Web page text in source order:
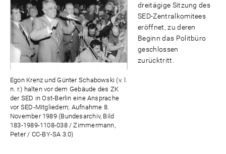
Egon Krenz und Günter Schabowski (v. l.
n. r.) halten vor dem Gebäude des ZK
der SED in Ost-Berlin eine Ansprache
vor SED-Mitgliedern; Aufnahme 8.
November 1989 (Bundesarchiv, Bild
183-1989-1108-038 / Zimmermann,
Peter / CC-BY-SA 3.0)
dreitägige Sitzung des
SED-Zentralkomitees
eröffnet, zu deren
Beginn das Politbüro
geschlossen
zurücktritt.